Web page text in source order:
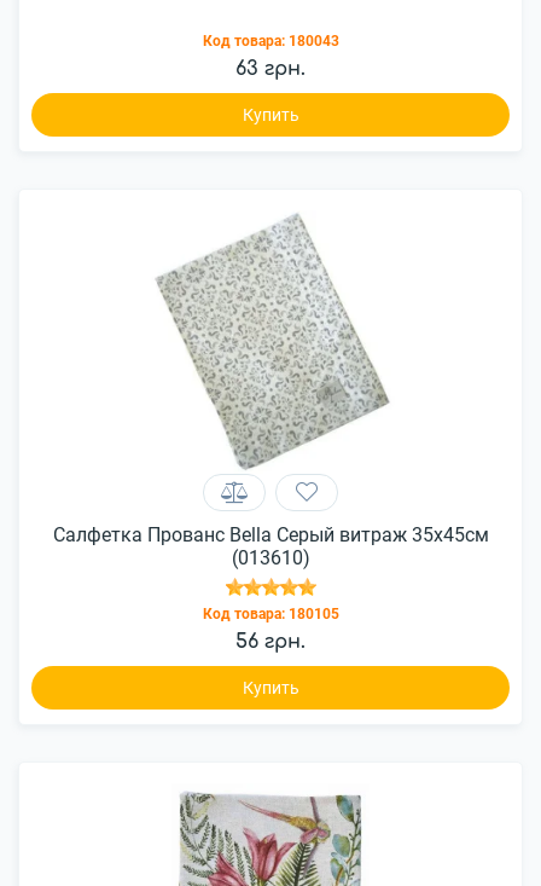
Код товара: 180043
63 грн.
Купить
Салфетка Прованс Bella Серый витраж 35x45см
(013610)
Код товара: 180105
56 грн.
Купить